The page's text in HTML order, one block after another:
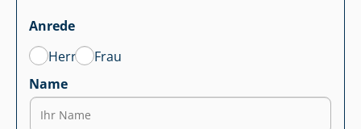
Anrede
Herr
Frau
Name